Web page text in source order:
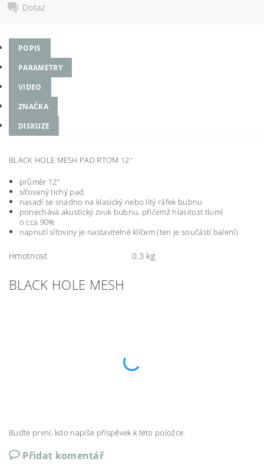
Dotaz
POPIS
PARAMETRY
VIDEO
ZNAČKA
DISKUZE
BLACK HOLE MESH PAD RTOM 12"
průměr 12"
síťovaný tichý pad
nasadí se snadno na klasický nebo litý ráfek bubnu
ponechává akustický zvuk bubnu, přičemž hlasitost tlumí
o cca 90%
napnutí síťoviny je nastavitelné klíčem (ten je součástí balení)
Hmotnost 0.3 kg
BLACK HOLE MESH
Buďte první, kdo napíše příspěvek k této položce.
Přidat komentář